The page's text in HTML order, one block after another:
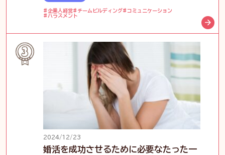
企業人経営 チームビルディング
コミュニケーション
ハラスメント
2024/12/23
婚活を成功させるために必要なたった一